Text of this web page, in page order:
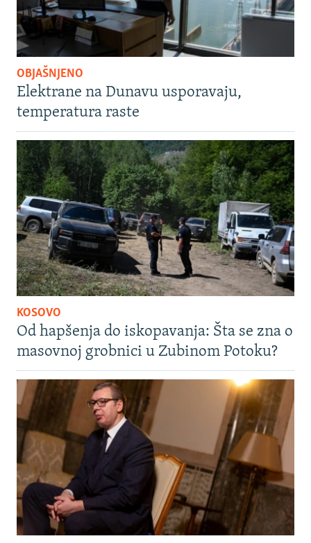
OBJAŠNJENO
Elektrane na Dunavu usporavaju,
temperatura raste
KOSOVO
Od hapšenja do iskopavanja: Šta se zna o
masovnoj grobnici u Zubinom Potoku?